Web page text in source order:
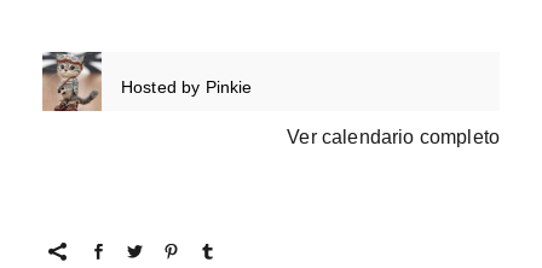
Hosted by Pinkie
Ver calendario completo